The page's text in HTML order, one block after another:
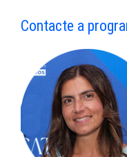
Contacte a